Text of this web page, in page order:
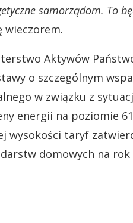
samorządom. To
wieczorem.
Aktywów
o szczególnym
w związku z
energii na poziomie
wysokości taryf
domowych na